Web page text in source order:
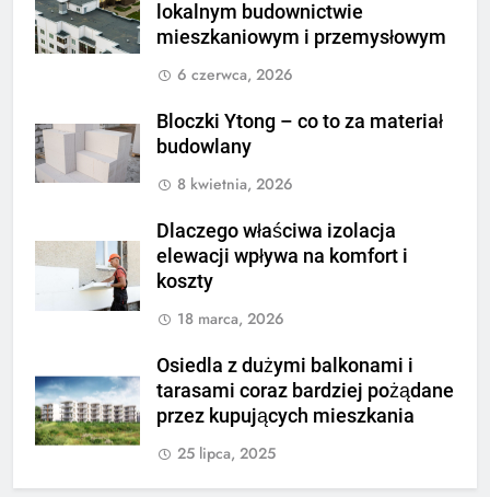
lokalnym budownictwie
mieszkaniowym i przemysłowym
6 czerwca, 2026
Bloczki Ytong – co to za materiał
budowlany
8 kwietnia, 2026
Dlaczego właściwa izolacja
elewacji wpływa na komfort i
koszty
18 marca, 2026
Osiedla z dużymi balkonami i
tarasami coraz bardziej pożądane
przez kupujących mieszkania
25 lipca, 2025